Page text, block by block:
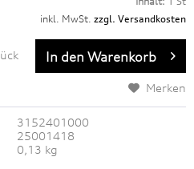
inkl. MwSt. zzgl. Versandkosten
In den Warenkorb
Merken
3152401000
25001418
0,13 kg